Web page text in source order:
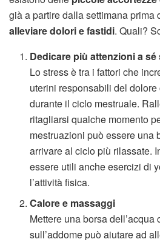
già a partire dalla settimana prima
alleviare dolori e fastidi. Quali?
Dedicare più attenzioni a sé
Lo stress è tra i fattori che
uterini responsabili del
durante il ciclo mestruale.
ritagliarsi qualche momento
mestruazioni può essere una
arrivare al ciclo più rilassate.
essere utili anche esercizi di
l’attività fisica.
Calore e massaggi
Mettere una borsa dell’acqua
sull’addome può aiutare ad